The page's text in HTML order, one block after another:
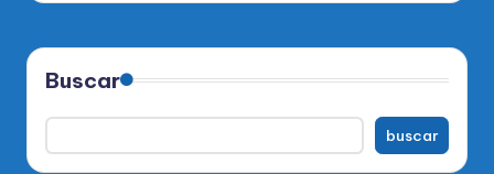
Buscar
buscar